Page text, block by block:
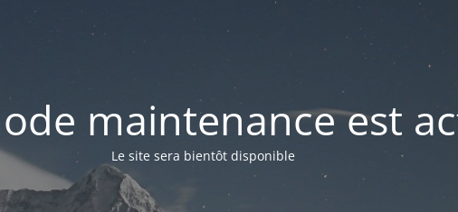
maintenance est
Le site sera bientôt disponible